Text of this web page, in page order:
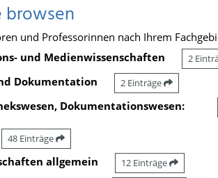
browsen
und Professorinnen nach Ihrem
und Medienwissenschaften
2
Dokumentation 2 Einträge
Dokumentationswesen:
48 Einträge
allgemein 12 Einträge